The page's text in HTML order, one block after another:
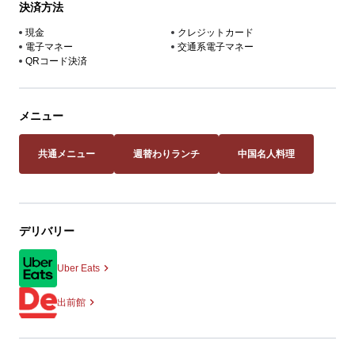
決済方法
現金
クレジットカード
電子マネー
交通系電子マネー
QRコード決済
メニュー
共通メニュー 週替わりランチ 中国名人料理
デリバリー
Uber Eats
出前館